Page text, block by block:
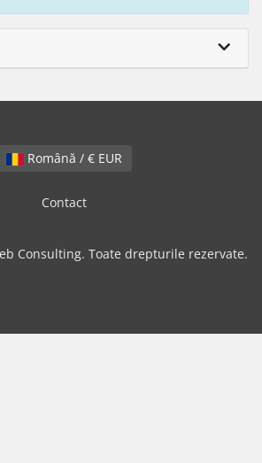
Română / € EUR
Contact
Consulting. Toate drepturile rezervate.